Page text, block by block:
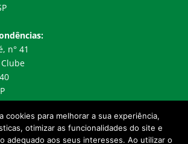
n° 41
Clube
cookies para melhorar a sua experiência,
otimizar as funcionalidades do site e
adequado aos seus interesses. Ao utilizar o